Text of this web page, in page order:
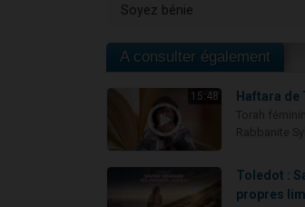
Soyez bénie
A consulter également
15:48 Haftara de
Toledot :
propres